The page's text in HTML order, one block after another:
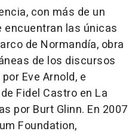
con más de un
las únicas
de Normandía, obra
de los discursos
Eve Arnold, e
Fidel Castro en La
por Burt Glinn. En 2007
Foundation,